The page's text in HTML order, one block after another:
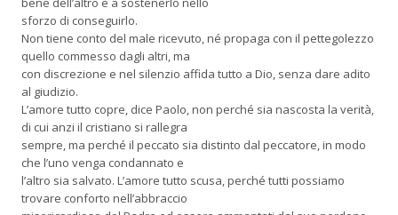
sforzo di conseguirlo.
Non tiene conto del male ricevuto, né propaga con il pettegolezzo
quello commesso dagli altri, ma
con discrezione e nel silenzio affida tutto a Dio, senza dare adito
al giudizio.
L’amore tutto copre, dice Paolo, non perché sia nascosta la verità,
di cui anzi il cristiano si rallegra
sempre, ma perché il peccato sia distinto dal peccatore, in modo
che l’uno venga condannato e
l’altro sia salvato. L’amore tutto scusa, perché tutti possiamo
trovare conforto nell’abbraccio